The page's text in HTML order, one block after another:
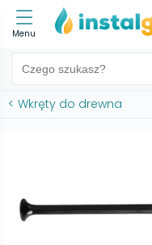
Menu
< Wkręty do drewna